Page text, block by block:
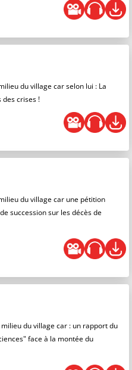
du village car selon lui : La
des crises !
du village car une pétition
succession sur les décès de
du village car : un rapport du
face à la montée du